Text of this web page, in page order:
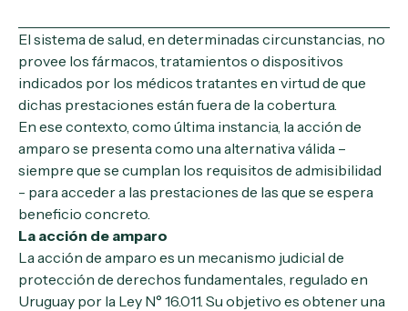
El sistema de salud, en determinadas circunstancias, no
provee los fármacos, tratamientos o dispositivos
indicados por los médicos tratantes en virtud de que
dichas prestaciones están fuera de la cobertura.
En ese contexto, como última instancia, la acción de
amparo se presenta como una alternativa válida –
siempre que se cumplan los requisitos de admisibilidad
- para acceder a las prestaciones de las que se espera
beneficio concreto.
La acción de amparo
La acción de amparo es un mecanismo judicial de
protección de derechos fundamentales, regulado en
Uruguay por la Ley N° 16.011. Su objetivo es obtener una